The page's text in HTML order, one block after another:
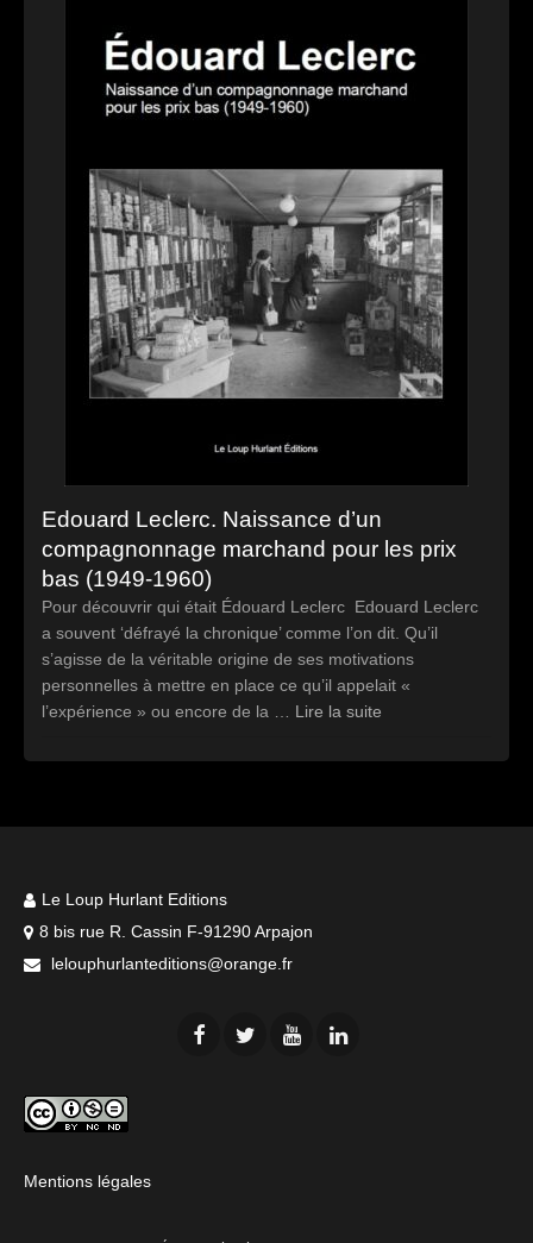
Edouard Leclerc. Naissance d’un
compagnonnage marchand pour les prix
bas (1949-1960)
Pour découvrir qui était Édouard Leclerc Edouard Leclerc
a souvent ‘défrayé la chronique’ comme l’on dit. Qu’il
s’agisse de la véritable origine de ses motivations
personnelles à mettre en place ce qu’il appelait «
l’expérience » ou encore de la … Lire la suite
Le Loup Hurlant Editions
8 bis rue R. Cassin F-91290 Arpajon
lelouphurlanteditions@orange.fr
Mentions légales